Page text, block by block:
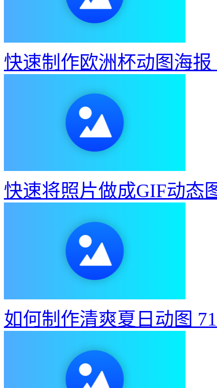
快速制作欧洲杯动图海报
快速将照片做成GIF动态
如何制作清爽夏日动图